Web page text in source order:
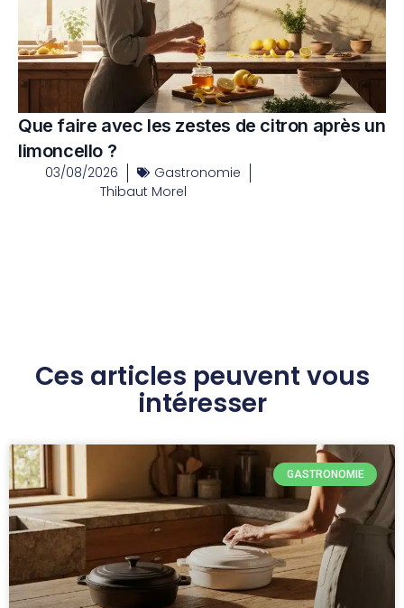
Que faire avec les zestes de citron après un
limoncello ?
03/08/2026
Gastronomie
Thibaut Morel
Ces articles peuvent vous
intéresser
GASTRONOMIE